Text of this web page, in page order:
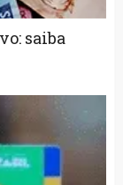
saiba